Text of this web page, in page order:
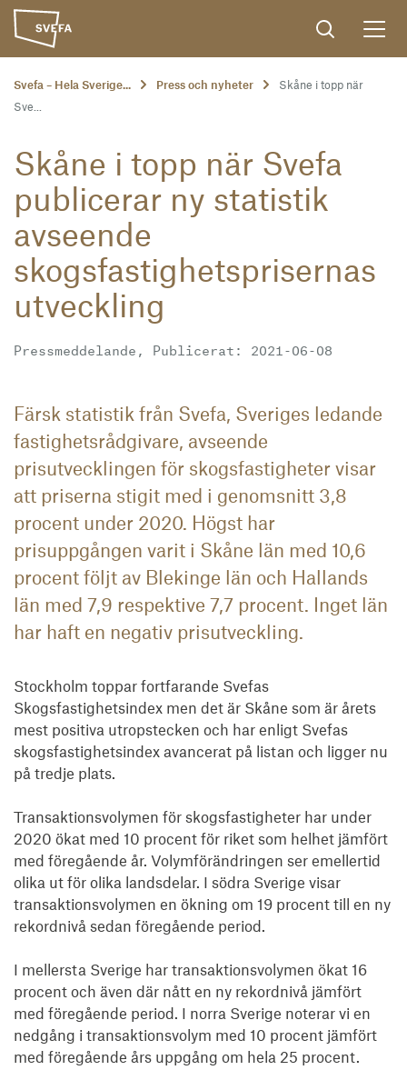
Svefa – Hela Sverige... Press och nyheter
Skåne i topp när
Sve...
Skåne i topp när Svefa
publicerar ny statistik
avseende
skogsfastighetsprisernas
utveckling
Pressmeddelande, Publicerat: 2021-06-08
Färsk statistik från Svefa, Sveriges ledande
fastighetsrådgivare, avseende
prisutvecklingen för skogsfastigheter visar
att priserna stigit med i genomsnitt 3,8
procent under 2020. Högst har
prisuppgången varit i Skåne län med 10,6
procent följt av Blekinge län och Hallands
län med 7,9 respektive 7,7 procent. Inget län
har haft en negativ prisutveckling.
Stockholm toppar fortfarande Svefas
Skogsfastighetsindex men det är Skåne som är årets
mest positiva utropstecken och har enligt Svefas
skogsfastighetsindex avancerat på listan och ligger nu
på tredje plats.
Transaktionsvolymen för skogsfastigheter har under
2020 ökat med 10 procent för riket som helhet jämfört
med föregående år. Volymförändringen ser emellertid
olika ut för olika landsdelar. I södra Sverige visar
transaktionsvolymen en ökning om 19 procent till en ny
rekordnivå sedan föregående period.
I mellersta Sverige har transaktionsvolymen ökat 16
procent och även där nått en ny rekordnivå jämfört
med föregående period. I norra Sverige noterar vi en
nedgång i transaktionsvolym med 10 procent jämfört
med föregående års uppgång om hela 25 procent.